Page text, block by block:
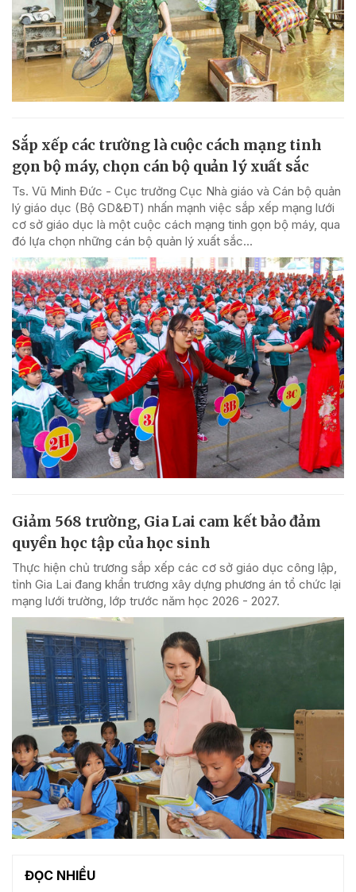
Sắp xếp các trường là cuộc cách mạng tinh
gọn bộ máy, chọn cán bộ quản lý xuất sắc
Ts. Vũ Minh Đức - Cục trưởng Cục Nhà giáo và Cán bộ quản
lý giáo dục (Bộ GD&ĐT) nhấn mạnh việc sắp xếp mạng lưới
cơ sở giáo dục là một cuộc cách mạng tinh gọn bộ máy, qua
đó lựa chọn những cán bộ quản lý xuất sắc...
Giảm 568 trường, Gia Lai cam kết bảo đảm
quyền học tập của học sinh
Thực hiện chủ trương sắp xếp các cơ sở giáo dục công lập,
tỉnh Gia Lai đang khẩn trương xây dựng phương án tổ chức lại
mạng lưới trường, lớp trước năm học 2026 - 2027.
ĐỌC NHIỀU